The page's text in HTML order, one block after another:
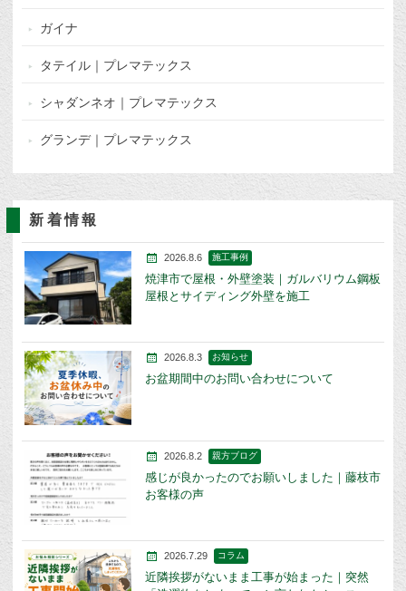
ガイナ
タテイル｜プレマテックス
シャダンネオ｜プレマテックス
グランデ｜プレマテックス
新着情報
2026.8.6 施工事例
焼津市で屋根・外壁塗装｜ガルバリウム鋼板
屋根とサイディング外壁を施工
2026.8.3 お知らせ
お盆期間中のお問い合わせについて
2026.8.2 親方ブログ
感じが良かったのでお願いしました｜藤枝市
お客様の声
2026.7.29 コラム
近隣挨拶がないまま工事が始まった｜突然